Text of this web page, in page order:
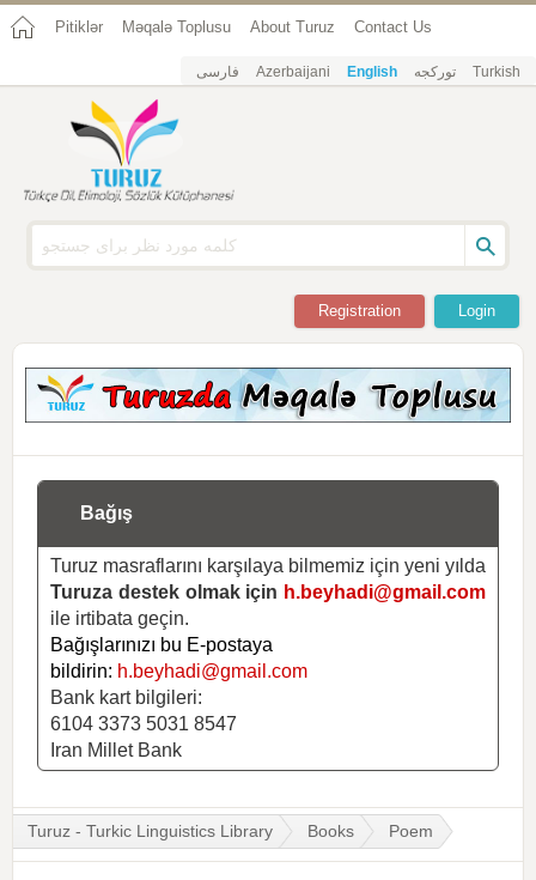
Pitiklər Məqalə Toplusu About Turuz Contact Us
فارسی Azerbaijani English تورکجه Turkish
Login
Registration
Bağış
Turuz masraflarını karşılaya bilmemiz için yeni yılda
Turuza destek olmak için h.beyhadi@gmail.com
ile irtibata geçin.
Bağışlarınızı bu E-postaya
bildirin: h.beyhadi@gmail.com
Bank kart bilgileri:
6104 3373 5031 8547
Iran Millet Bank
Turuz - Turkic Linguistics Library Books Poem